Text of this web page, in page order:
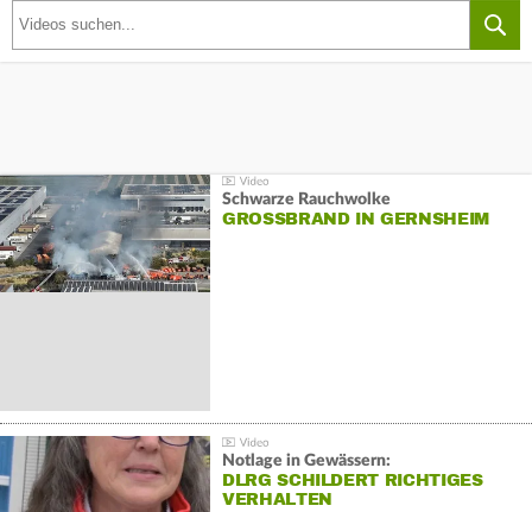
Schwarze Rauchwolke
GROSSBRAND IN GERNSHEIM
Notlage in Gewässern:
DLRG SCHILDERT RICHTIGES
VERHALTEN